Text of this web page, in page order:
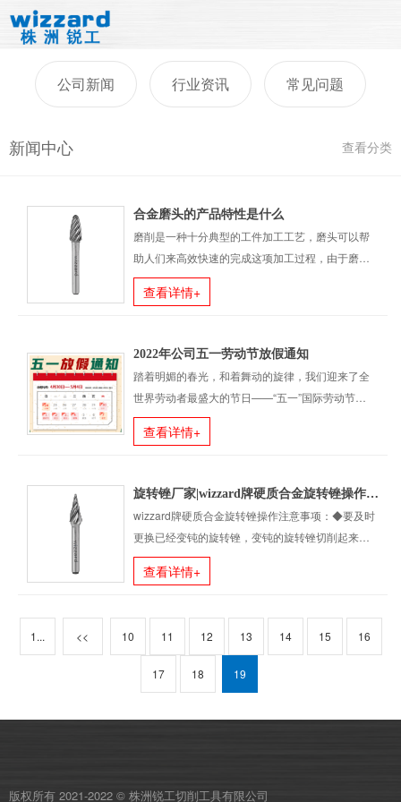
公司新闻 行业资讯 常见问题
新闻中心 查看分类
合金磨头的产品特性是什么
磨削是一种十分典型的工件加工工艺，磨头可以帮
助人们来高效快速的完成这项加工过程，由于磨头
材质以及性能上的特殊性，利用它来进行加工也能
呈现出不同的特色，这也是合金磨头被广泛应用的
查看详情+
2022年公司五一劳动节放假通知
踏着明媚的春光，和着舞动的旋律，我们迎来了全
世界劳动者最盛大的节日——“五一”国际劳动节！
根据《国务院办公厅关于2022年部分节假日安排的
通知》，现将我公司五一放假安排通知如下：2022
查看详情+
旋转锉厂家|wizzard牌硬质合金旋转锉操作注意事项
wizzard牌硬质合金旋转锉操作注意事项：◆要及时
更换已经变钝的旋转锉，变钝的旋转锉切削起来效
率很低，这样不得不加大磨机的压力以提升速度，
而如此一来势必会对旋转锉和磨机同时造成损害，
我们推荐的切......
查看详情+
1... << 10 11 12 13 14 15 16
17 18 19
版权所有 2021-2022 © 株洲锐工切削工具有限公司